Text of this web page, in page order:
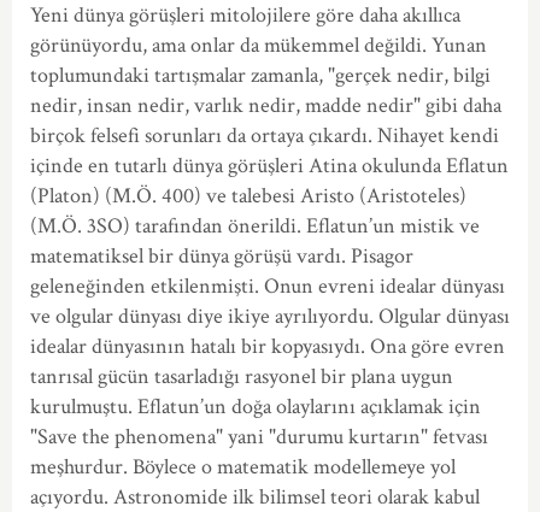
Yeni dünya görüşleri mitolojilere göre daha akıllıca
görünüyordu, ama onlar da mükemmel değildi. Yunan
toplumundaki tartışmalar zamanla, "gerçek nedir, bilgi
nedir, insan nedir, varlık nedir, madde nedir" gibi daha
birçok felsefi sorunları da ortaya çıkardı. Nihayet kendi
içinde en tutarlı dünya görüşleri Atina okulunda Eflatun
(Platon) (M.Ö. 400) ve talebesi Aristo (Aristoteles)
(M.Ö. 3SO) tarafından önerildi. Eflatun’un mistik ve
matematiksel bir dünya görüşü vardı. Pisagor
geleneğinden etkilenmişti. Onun evreni idealar dünyası
ve olgular dünyası diye ikiye ayrılıyordu. Olgular dünyası
idealar dünyasının hatalı bir kopyasıydı. Ona göre evren
tanrısal gücün tasarladığı rasyonel bir plana uygun
kurulmuştu. Eflatun’un doğa olaylarını açıklamak için
"Save the phenomena" yani "durumu kurtarın" fetvası
meşhurdur. Böylece o matematik modellemeye yol
açıyordu. Astronomide ilk bilimsel teori olarak kabul